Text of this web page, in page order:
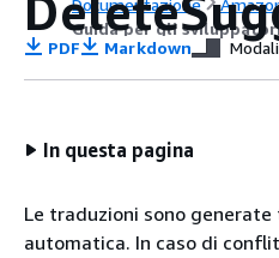
Documentazione
Guida per gli
PDF Markdown
In questa pagina
Le traduzioni sono
automatica. In caso di